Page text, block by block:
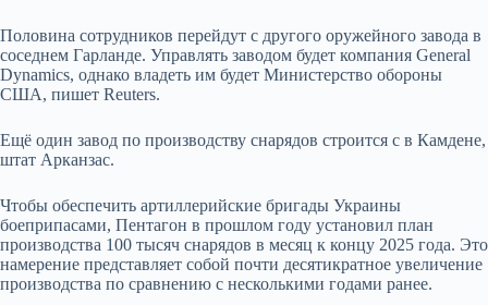
Половина сотрудников перейдут с другого оружейного завода в
соседнем Гарланде. Управлять заводом будет компания General
Dynamics, однако владеть им будет Министерство обороны
США, пишет Reuters.
Ещё один завод по производству снарядов строится с в Камдене,
штат Арканзас.
Чтобы обеспечить артиллерийские бригады Украины
боеприпасами, Пентагон в прошлом году установил план
производства 100 тысяч снарядов в месяц к концу 2025 года. Это
намерение представляет собой почти десятикратное увеличение
производства по сравнению с несколькими годами ранее.